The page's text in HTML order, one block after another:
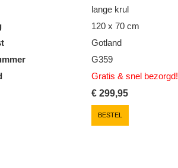
lange krul
120 x 70 cm
Gotland
G359
Gratis & snel bezorgd!
€299,95
BESTEL